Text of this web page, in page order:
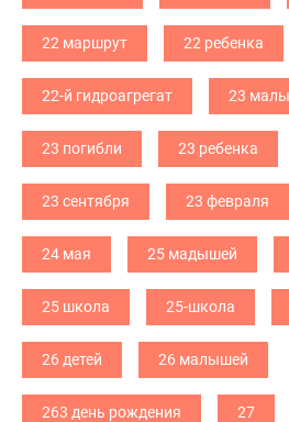
22 маршрут 22 ребенка
22-й гидроагрегат 23
23 погибли 23 ребенка
23 сентября 23 февраля
24 мая 25 мадышей
25 школа 25-школа
26 детей 26 малышей
263 день рождения 27